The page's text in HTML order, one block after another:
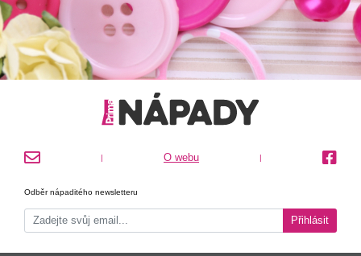
| O webu |
Odběr nápaditého newsletteru
Přihlásit